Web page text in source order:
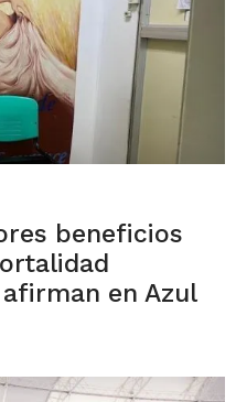
beneficios
en Azul